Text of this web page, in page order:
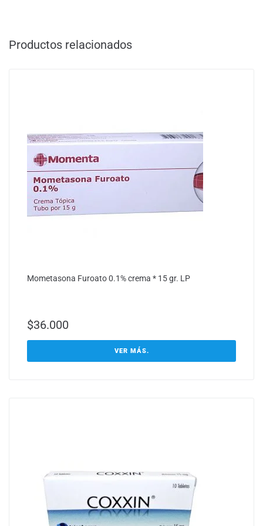
Productos relacionados
Mometasona Furoato 0.1% crema * 15 gr. LP
$36.000
VER MÁS.